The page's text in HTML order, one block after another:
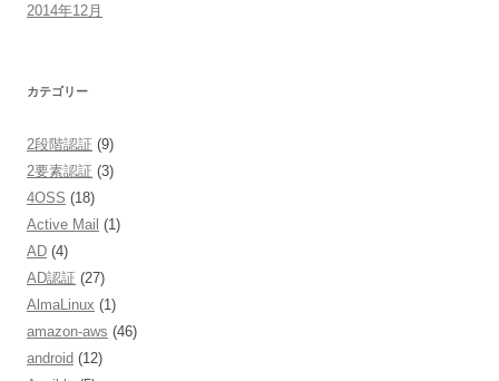
2014年12月
カテゴリー
2段階認証 (9)
2要素認証 (3)
4OSS (18)
Active Mail (1)
AD (4)
AD認証 (27)
AlmaLinux (1)
amazon-aws (46)
android (12)